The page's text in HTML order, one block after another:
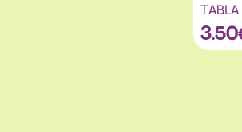
TABLA
3.50